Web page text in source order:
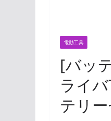
電動工具
[バッ
ライ
テリ